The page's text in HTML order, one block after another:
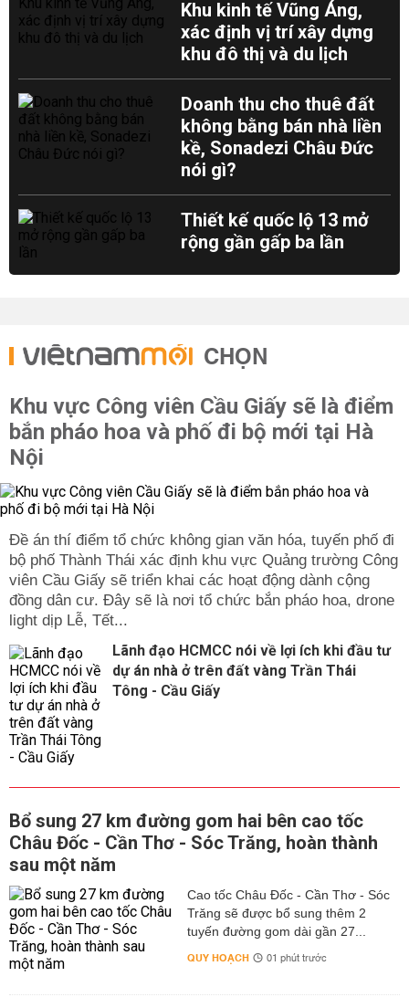
Khu kinh tế Vũng Áng,
xác định vị trí xây dựng
khu đô thị và du lịch
Doanh thu cho thuê đất
không bằng bán nhà liền
kề, Sonadezi Châu Đức
nói gì?
Thiết kế quốc lộ 13 mở
rộng gần gấp ba lần
CHỌN
Khu vực Công viên Cầu Giấy sẽ là điểm
bắn pháo hoa và phố đi bộ mới tại Hà
Nội
Đề án thí điểm tổ chức không gian văn hóa, tuyến phố đi
bộ phố Thành Thái xác định khu vực Quảng trường Công
viên Cầu Giấy sẽ triển khai các hoạt động dành cộng
đồng dân cư. Đây sẽ là nơi tổ chức bắn pháo hoa, drone
light dịp Lễ, Tết...
Lãnh đạo HCMCC nói về lợi ích khi đầu tư
dự án nhà ở trên đất vàng Trần Thái
Tông - Cầu Giấy
Bổ sung 27 km đường gom hai bên cao tốc
Châu Đốc - Cần Thơ - Sóc Trăng, hoàn thành
sau một năm
Cao tốc Châu Đốc - Cần Thơ - Sóc
Trăng sẽ được bổ sung thêm 2
tuyến đường gom dài gần 27...
QUY HOẠCH 01 phút trước